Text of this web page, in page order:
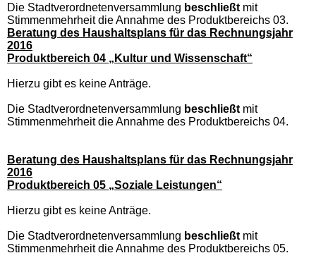
Die Stadtverordnetenversammlung beschließt mit
Stimmenmehrheit die Annahme des Produktbereichs 03.
Beratung des Haushaltsplans für das Rechnungsjahr
2016
Produktbereich 04 „Kultur und Wissenschaft“
Hierzu gibt es keine Anträge.
Die Stadtverordnetenversammlung beschließt mit
Stimmenmehrheit die Annahme des Produktbereichs 04.
Beratung des Haushaltsplans für das Rechnungsjahr
2016
Produktbereich 05 „Soziale Leistungen“
Hierzu gibt es keine Anträge.
Die Stadtverordnetenversammlung beschließt mit
Stimmenmehrheit die Annahme des Produktbereichs 05.